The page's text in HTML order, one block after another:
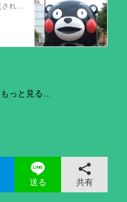
今回の熊本を震源とする地震で被災された皆さままだまだ余震も続き大変な時間を過ごされていると思います。心よりお見舞い申し上げます
もっと見る…
送る 共有